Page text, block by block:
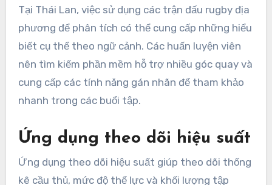
Tại Thái Lan, việc sử dụng các trận đấu rugby địa
phương để phân tích có thể cung cấp những hiểu
biết cụ thể theo ngữ cảnh. Các huấn luyện viên
nên tìm kiếm phần mềm hỗ trợ nhiều góc quay và
cung cấp các tính năng gán nhãn để tham khảo
nhanh trong các buổi tập.
Ứng dụng theo dõi hiệu suất
Ứng dụng theo dõi hiệu suất giúp theo dõi thống
kê cầu thủ, mức độ thể lực và khối lượng tập